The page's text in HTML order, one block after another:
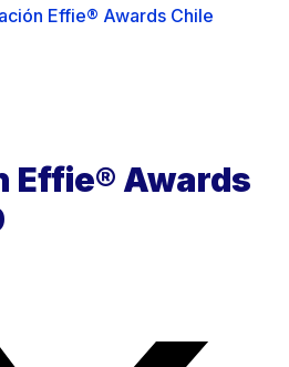
Effie® Awards Chile
Effie® Awards